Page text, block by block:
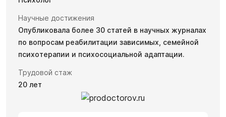
Научные достижения
Опубликовала более 30 статей в научных журналах
по вопросам реабилитации зависимых, семейной
психотерапии и психосоциальной адаптации.
Трудовой стаж
20 лет